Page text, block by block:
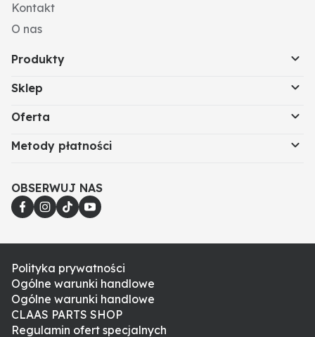
Kontakt
O nas
Produkty
Sklep
Oferta
Metody płatności
OBSERWUJ NAS
Polityka prywatności
Ogólne warunki handlowe
Ogólne warunki handlowe
CLAAS PARTS SHOP
Regulamin ofert specjalnych